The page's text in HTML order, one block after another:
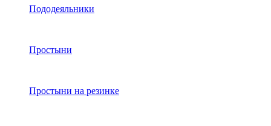
Пододеяльники
Простыни
Простыни на резинке